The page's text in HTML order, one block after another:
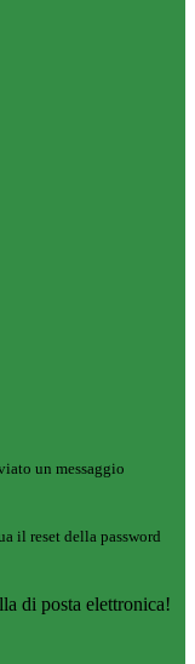
un messaggio
il reset della password
di posta elettronica!